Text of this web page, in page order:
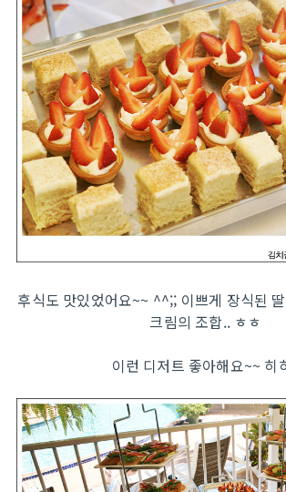
후식도 맛있었어요~~ ^^;; 이쁘게 장식된
크림의 조합.. ㅎㅎ
이런 디저트 좋아해요~~ 히